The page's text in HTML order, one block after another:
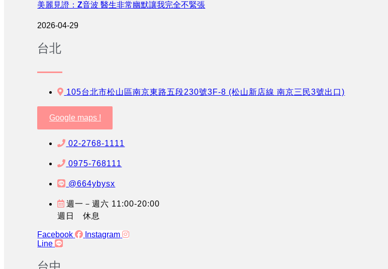
美麗見證：Z音波 醫生非常幽默讓我完全不緊張
2026-04-29
台北
105台北市松山區南京東路五段230號3F-8 (松山新店線 南京三民3號出口)
Google maps !
02-2768-1111
0975-768111
@664ybysx
週一－週六 11:00-20:00
週日 休息
Facebook
Instagram
Line